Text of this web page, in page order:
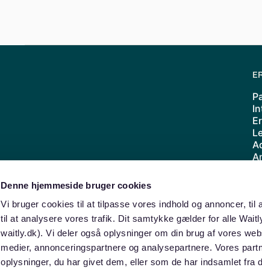
Denne hjemmeside bruger cookies
Vi bruger cookies til at tilpasse vores indhold og annoncer, til
til at analysere vores trafik. Dit samtykke gælder for alle
waitly.dk). Vi deler også oplysninger om din brug af vores
medier, annonceringspartnere og analysepartnere. Vores
oplysninger, du har givet dem, eller som de har indsamlet fra